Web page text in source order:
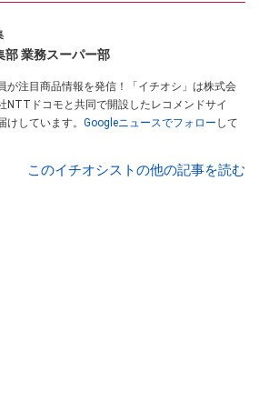
部 業務スーパー部
が注目商品情報を発信！「イチオシ」は株式会
NTTドコモと共同で開設したレコメンドサイ
けしています。 Googleニュースでフォロー して
このイチオシストの他の記事を読む